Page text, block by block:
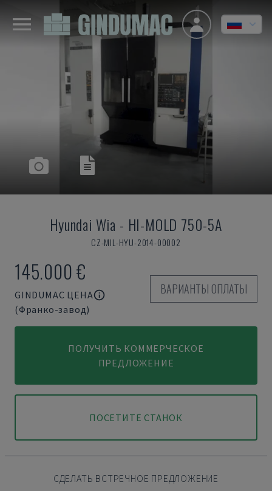
Hyundai Wia - HI-MOLD 750-5A
CZ-MIL-HYU-2014-00002
145.000 €
GINDUMAC ЦЕНА
(Франко-завод)
ВАРИАНТЫ ОПЛАТЫ
ПОЛУЧИТЬ КОММЕРЧЕСКОЕ
ПРЕДЛОЖЕНИЕ
ПОСЕТИТЕ СТАНОК
СДЕЛАТЬ ВСТРЕЧНОЕ ПРЕДЛОЖЕНИЕ